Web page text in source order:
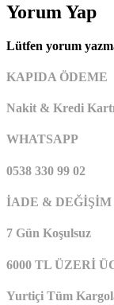
Yorum Yap
Lütfen yorum
KAPIDA ÖDEME
Nakit & Kredi
WHATSAPP
0538 330 99 02
İADE & DEĞİŞİM
7 Gün Koşulsuz
6000 TL ÜZERİ
Yurtiçi Tüm